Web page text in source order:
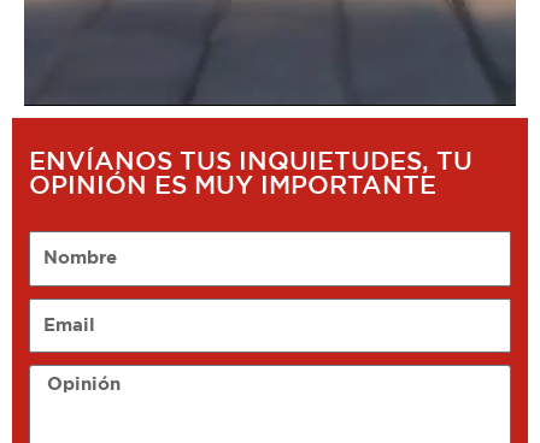
ENVÍANOS TUS INQUIETUDES, TU
OPINIÓN ES MUY IMPORTANTE
Opinión